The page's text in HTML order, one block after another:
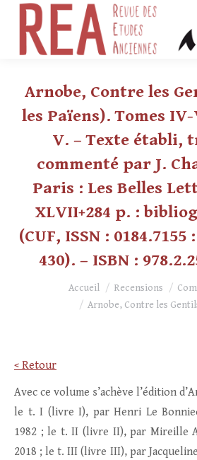
Arnobe, Contre les
les Païens). Tomes
V. – Texte établi,
commenté par J.
Paris : Les Belles
XLVII+284 p. :
(CUF, ISSN :
430). – ISBN :
Vous êtes ici :Accueil Recensions
Arnobe, Contre les
< Retour
Avec ce volume s’achève l’édition
le t. I (livre I), par Henri Le
1982 ; le t. II (livre II), par Mireille
2018 ; le t. III (livre III), par